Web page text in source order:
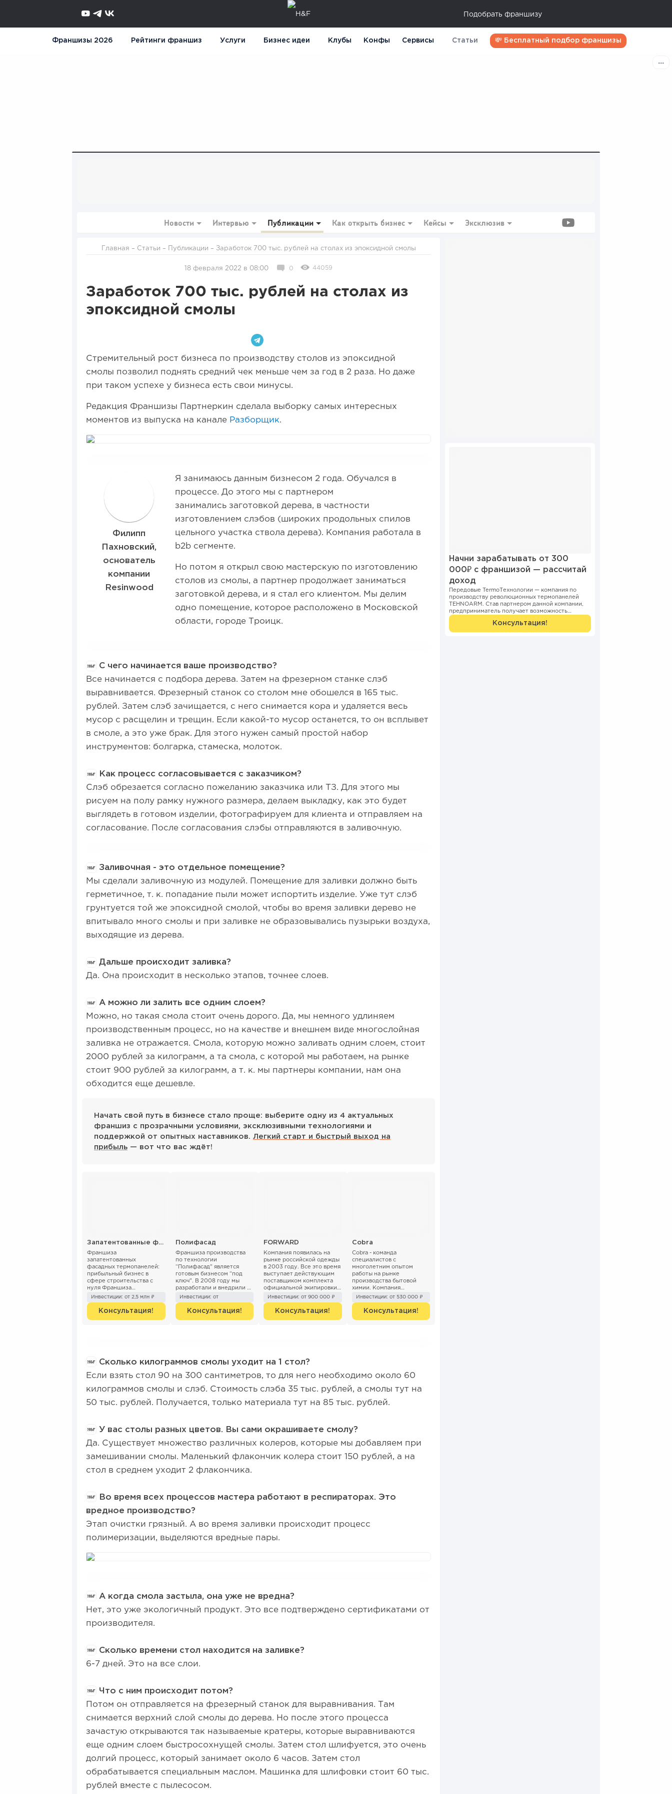
Подобрать франшизу
Франшизы 2026 Рейтинги франшиз Услуги Бизнес идеи Клубы Конфы Сервисы Статьи 💸 Бесплатный подбор франшизы
Новости Интервью Публикации Как открыть бизнес Кейсы Эксклюзив
Главная – Статьи – Публикации – Заработок 700 тыс. рублей на столах из эпоксидной смолы
18 февраля 2022 в 08:00 0 44059
Заработок 700 тыс. рублей на столах из
эпоксидной смолы
Стремительный рост бизнеса по производству столов из эпоксидной
смолы позволил поднять средний чек меньше чем за год в 2 раза. Но даже
при таком успехе у бизнеса есть свои минусы.
Редакция Франшизы Партнеркин сделала выборку самых интересных
моментов из выпуска на канале Разборщик.
Филипп
Пахновский,
основатель
компании
Resinwood
Я занимаюсь данным бизнесом 2 года. Обучался в
процессе. До этого мы с партнером
занимались заготовкой дерева, в частности
изготовлением слэбов (широких продольных спилов
цельного участка ствола дерева). Компания работала в
b2b сегменте.
Но потом я открыл свою мастерскую по изготовлению
столов из смолы, а партнер продолжает заниматься
заготовкой дерева, и я стал его клиентом. Мы делим
одно помещение, которое расположено в Московской
области, городе Троицк.
С чего начинается ваше производство?
Все начинается с подбора дерева. Затем на фрезерном станке слэб
выравнивается. Фрезерный станок со столом мне обошелся в 165 тыс.
рублей. Затем слэб зачищается, с него снимается кора и удаляется весь
мусор с расщелин и трещин. Если какой-то мусор останется, то он всплывет
в смоле, а это уже брак. Для этого нужен самый простой набор
инструментов: болгарка, стамеска, молоток.
Как процесс согласовывается с заказчиком?
Слэб обрезается согласно пожеланию заказчика или ТЗ. Для этого мы
рисуем на полу рамку нужного размера, делаем выкладку, как это будет
выглядеть в готовом изделии, фотографируем для клиента и отправляем на
согласование. После согласования слэбы отправляются в заливочную.
Заливочная - это отдельное помещение?
Мы сделали заливочную из модулей. Помещение для заливки должно быть
герметичное, т. к. попадание пыли может испортить изделие. Уже тут слэб
грунтуется той же эпоксидной смолой, чтобы во время заливки дерево не
впитывало много смолы и при заливке не образовывались пузырьки воздуха,
выходящие из дерева.
Дальше происходит заливка?
Да. Она происходит в несколько этапов, точнее слоев.
А можно ли залить все одним слоем?
Можно, но такая смола стоит очень дорого. Да, мы немного удлиняем
производственным процесс, но на качестве и внешнем виде многослойная
заливка не отражается. Смола, которую можно заливать одним слоем, стоит
2000 рублей за килограмм, а та смола, с которой мы работаем, на рынке
стоит 900 рублей за килограмм, а т. к. мы партнеры компании, нам она
обходится еще дешевле.
Начать свой путь в бизнесе стало проще: выберите одну из 4 актуальных
франшиз с прозрачными условиями, эксклюзивными технологиями и
поддержкой от опытных наставников. Легкий старт и быстрый выход на
прибыль — вот что вас ждёт!
Запатентованные фасадные термопанели
Франшиза
запатентованных
фасадных термопанелей:
прибыльный бизнес в
сфере строительства с
нуля Франшиза
"Производство фасадных
термопанелей и
фасадного декора"
предлагает готовый
Инвестиции: от 2,5 млн ₽
Консультация!
Полифасад
Франшиза производства
по технологии
“Полифасад” является
готовым бизнесом “под
ключ”. В 2008 году мы
разработали и внедрили в
промышленное
производство
инновационный способ ...
Инвестиции: от
Консультация!
FORWARD
Компания появилась на
рынке российской одежды
в 2003 году. Все это время
выступает действующим
поставщиком комплекта
официальной экипировки
для сборных команд
России. В начале 2020
года насчитывается ...
Инвестиции: от 900 000 ₽
Консультация!
Cobra
Cobra - команда
специалистов с
многолетним опытом
работы на рынке
производства бытовой
химии. Компания
Cobra умеет производить
качественный, а главное
востребованный на рынке
товар. У них за...
Инвестиции: от 530 000 ₽
Консультация!
Сколько килограммов смолы уходит на 1 стол?
Если взять стол 90 на 300 сантиметров, то для него необходимо около 60
килограммов смолы и слэб. Стоимость слэба 35 тыс. рублей, а смолы тут на
50 тыс. рублей. Получается, только материала тут на 85 тыс. рублей.
У вас столы разных цветов. Вы сами окрашиваете смолу?
Да. Существует множество различных колеров, которые мы добавляем при
замешивании смолы. Маленький флакончик колера стоит 150 рублей, а на
стол в среднем уходит 2 флакончика.
Во время всех процессов мастера работают в респираторах. Это
вредное производство?
Этап очистки грязный. А во время заливки происходит процесс
полимеризации, выделяются вредные пары.
А когда смола застыла, она уже не вредна?
Нет, это уже экологичный продукт. Это все подтверждено сертификатами от
производителя.
Сколько времени стол находится на заливке?
6-7 дней. Это на все слои.
Что с ним происходит потом?
Потом он отправляется на фрезерный станок для выравнивания. Там
снимается верхний слой смолы до дерева. Но после этого процесса
зачастую открываются так называемые кратеры, которые выравниваются
еще одним слоем быстросохнущей смолы. Затем стол шлифуется, это очень
долгий процесс, который занимает около 6 часов. Затем стол
обрабатывается специальным маслом. Машинка для шлифовки стоит 60 тыс.
рублей вместе с пылесосом.
Начни зарабатывать от 300
000₽ с франшизой — рассчитай
доход
Передовые TermoТехнологии — компания по
производству революционных термопанелей
TEHNOARM. Став партнером данной компании,
предприниматель получает возможность
открыть бизнес всего за 1 меся...
Консультация!